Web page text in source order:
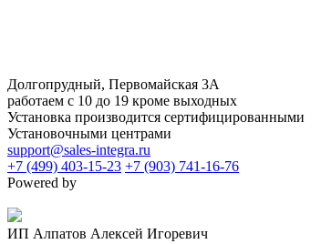
Долгопрудный, Первомайская 3А
работаем с 10 до 19 кроме выходных
Установка производится сертифицированными
Установочными центрами
support@sales-integra.ru
+7 (499) 403-15-23 +7 (903) 741-16-76
Powered by
ИП Алпатов Алексей Игоревич